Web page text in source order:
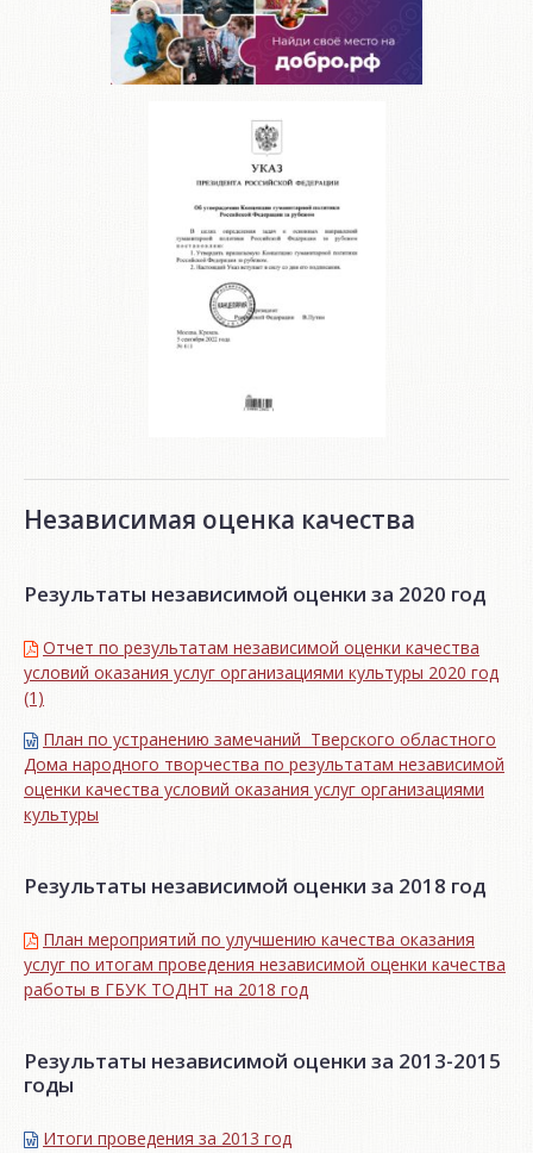
Независимая оценка качества
Результаты независимой оценки за 2020 год
Отчет по результатам независимой оценки качества
условий оказания услуг организациями культуры 2020 год
(1)
План по устранению замечаний Тверского областного
Дома народного творчества по результатам независимой
оценки качества условий оказания услуг организациями
культуры
Результаты независимой оценки за 2018 год
План мероприятий по улучшению качества оказания
услуг по итогам проведения независимой оценки качества
работы в ГБУК ТОДНТ на 2018 год
Результаты независимой оценки за 2013-2015
годы
Итоги проведения за 2013 год